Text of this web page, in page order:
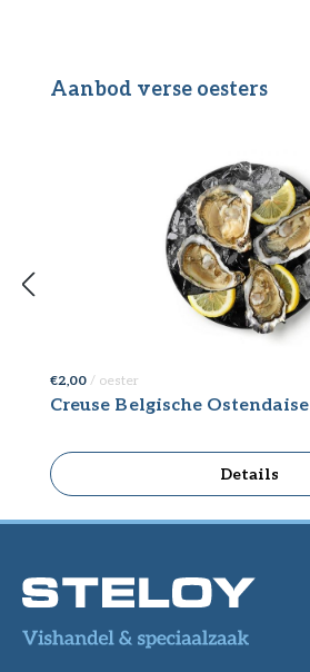
Productgalerij overslaan
Aanbod verse oesters
€ 2,00 / oester
Creuse Belgische Ostendaise
Details